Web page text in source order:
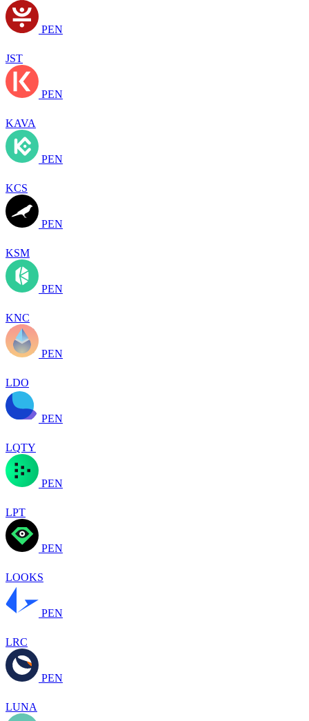
PEN
JST
PEN
KAVA
PEN
KCS
PEN
KSM
PEN
KNC
PEN
LDO
PEN
LQTY
PEN
LPT
PEN
LOOKS
PEN
LRC
PEN
LUNA